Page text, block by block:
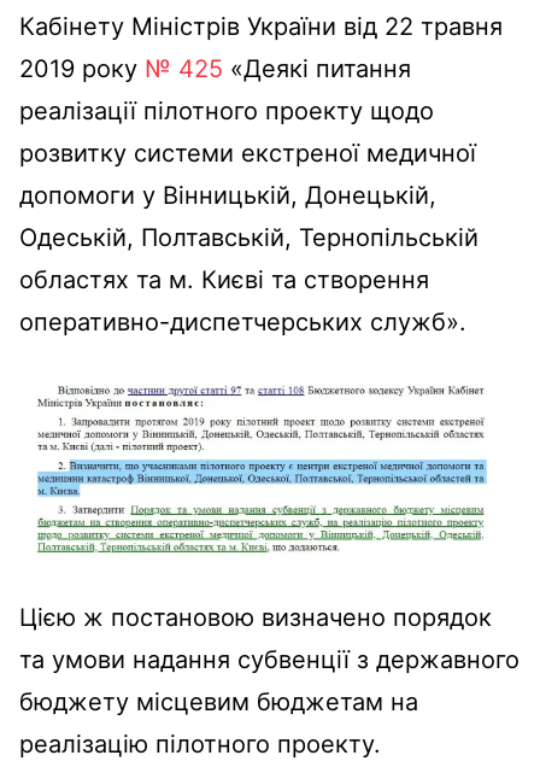
Кабінету Міністрів України від 22 травня
2019 року № 425 «Деякі питання
реалізації пілотного проекту щодо
розвитку системи екстреної медичної
допомоги у Вінницькій, Донецькій,
Одеській, Полтавській, Тернопільській
областях та м. Києві та створення
оперативно-диспетчерських служб».
Цією ж постановою визначено порядок
та умови надання субвенції з державного
бюджету місцевим бюджетам на
реалізацію пілотного проекту.